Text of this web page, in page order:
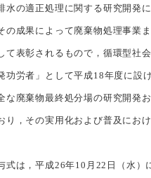
水の適正処理に関する研究開発
の成果によって廃棄物処理事業
て表彰されるもので，循環型社
功労者」として平成18年度に設
な廃棄物最終処分場の研究開発
り，その実用化および普及にお
は，平成26年10月22日（水）